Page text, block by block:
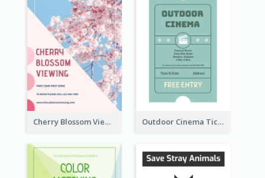
Cherry Blossom Viewing Flyer Outdoor Cinema Ticket Flyer